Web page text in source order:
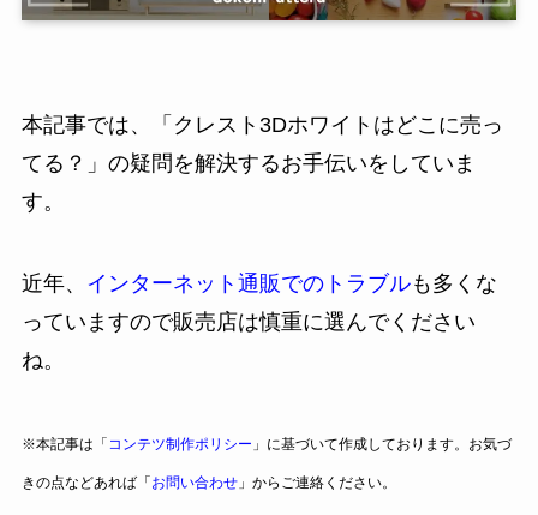
本記事では、「クレスト3Dホワイトはどこに売っ
てる？」の疑問を解決するお手伝いをしていま
す。
近年、 インターネット通販でのトラブルも多くな
っていますので販売店は慎重に選んでください
ね。
※本記事は「 コンテツ制作ポリシー 」に基づいて作成しております。お気づ
きの点などあれば「 お問い合わせ」からご連絡ください。